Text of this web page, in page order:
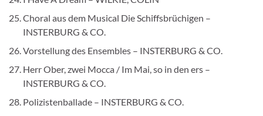
Choral aus dem Musical Die Schiffsbrüchigen –
INSTERBURG & CO.
Vorstellung des Ensembles – INSTERBURG & CO.
Herr Ober, zwei Mocca / Im Mai, so in den ers –
INSTERBURG & CO.
Polizistenballade – INSTERBURG & CO.